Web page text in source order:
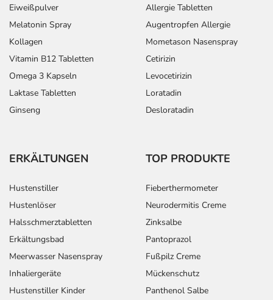
sich auf den letzten Tag des angegebenen Monats.
Eiweißpulver
Melatonin Spray
Kollagen
Vitamin B12 Tabletten
Omega 3 Kapseln
Laktase Tabletten
Ginseng
Allergie Tabletten
Augentropfen Allergie
Mometason Nasenspray
Cetirizin
Levocetirizin
Loratadin
Desloratadin
ERKÄLTUNGEN
Hustenstiller
Hustenlöser
Halsschmerztabletten
Erkältungsbad
Meerwasser Nasenspray
Inhaliergeräte
Hustenstiller Kinder
TOP PRODUKTE
Fieberthermometer
Neurodermitis Creme
Zinksalbe
Pantoprazol
Fußpilz Creme
Mückenschutz
Panthenol Salbe